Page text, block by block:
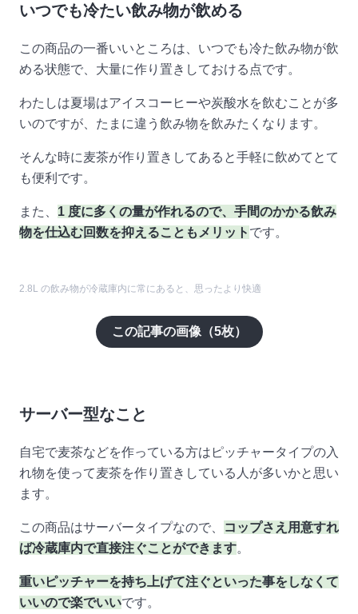
いつでも冷たい飲み物が飲める
この商品の一番いいところは、いつでも冷た飲み物が飲
める状態で、大量に作り置きしておける点です。
わたしは夏場はアイスコーヒーや炭酸水を飲むことが多
いのですが、たまに違う飲み物を飲みたくなります。
そんな時に麦茶が作り置きしてあると手軽に飲めてとて
も便利です。
また、 1 度に多くの量が作れるので、手間のかかる飲み
物を仕込む回数を抑えることもメリット です。
2.8L の飲み物が冷蔵庫内に常にあると、思ったより快適
この記事の画像（5枚）
サーバー型なこと
自宅で麦茶などを作っている方はピッチャータイプの入
れ物を使って麦茶を作り置きしている人が多いかと思い
ます。
この商品はサーバータイプなので、
コップさえ用意すれ
ば冷蔵庫内で直接注ぐことができます。
重いピッチャーを持ち上げて注ぐといった事をしなくて
いいので楽でいいです。